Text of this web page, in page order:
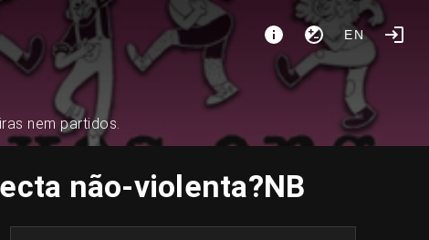
EN
nem partidos.
não-violenta?NB